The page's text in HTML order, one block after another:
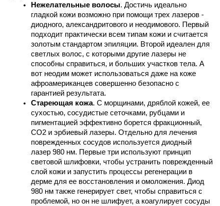
Нежелательные волосы. Достичь идеально
гладкой кожи возможно при помощи трех лазеров -
диодного, александритового и неодимового. Первый
подходит практически всем типам кожи и считается
золотым стандартом эпиляции. Второй идеален для
светлых волос, с которыми другие лазеры не
способны справиться, и больших участков тела. А
вот неодим может использоваться даже на коже
афроамериканцев совершенно безопасно с
гарантией результата.
Стареющая кожа. С морщинами, дряблой кожей, ее
сухостью, сосудистые сеточками, рубцами и
пигментацией эффективно борется фракционный,
СО2 и эрбиевый лазеры. Отдельно для лечения
поврежденных сосудов используется диодный
лазер 980 нм. Первые три используют принцип
световой шлифовки, чтобы устранить поврежденный
слой кожи и запустить процессы регенерации в
дерме для ее восстановления и омоложения. Диод
980 нм также генерирует свет, чтобы справиться с
проблемой, но он не шлифует, а коагулирует сосуды